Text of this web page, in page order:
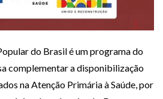
do Brasil é um programa do
complementar a disponibilização
na Atenção Primária à Saúde, por